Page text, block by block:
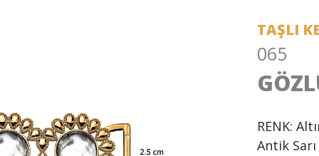
TAŞLI
065
RENK:
Antik